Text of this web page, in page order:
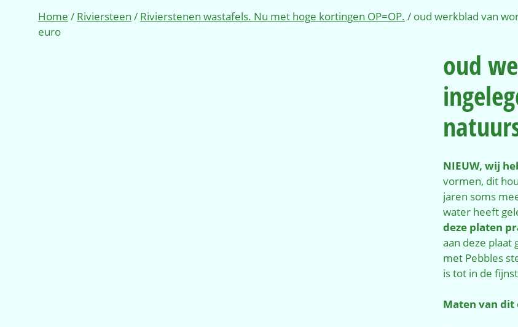
Home / Riviersteen / Rivierstenen wastafels. Nu met hoge kortingen OP=OP. / oud werkblad van
euro
oud
NIEUW, wij
vormen, dit
jaren soms
water heeft
deze platen
aan deze plaat
met Pebbles
is tot in de
Maten van dit